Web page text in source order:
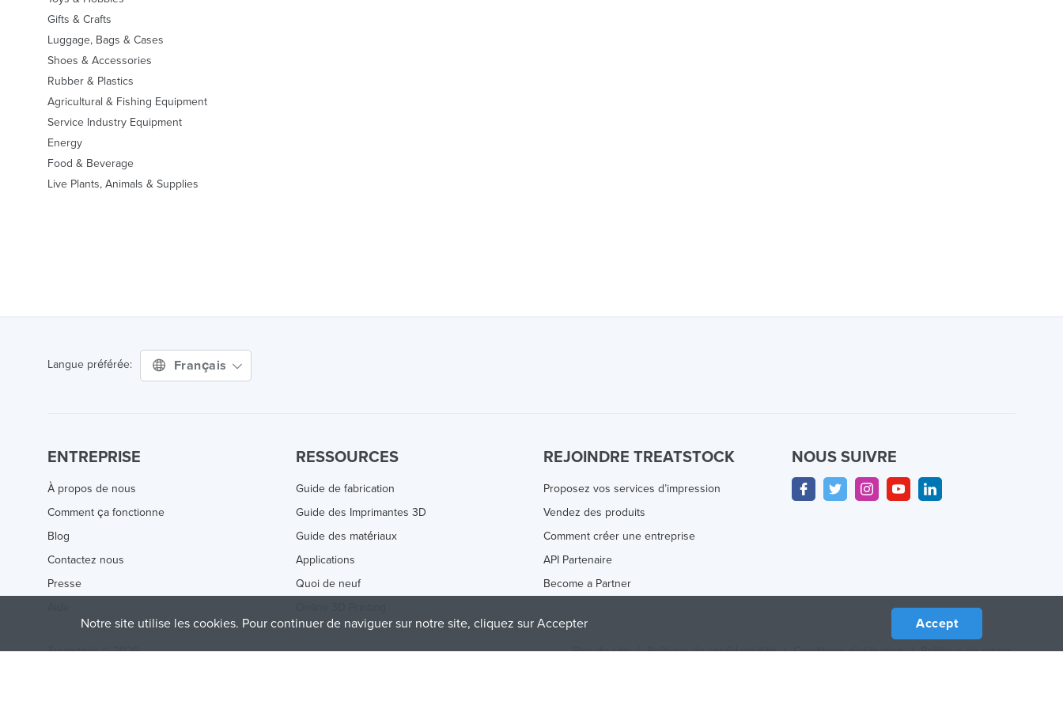
Gifts & Crafts
Luggage, Bags & Cases
Shoes & Accessories
Rubber & Plastics
Agricultural & Fishing Equipment
Service Industry Equipment
Energy
Food & Beverage
Live Plants, Animals & Supplies
Langue préférée: Français
ENTREPRISE
À propos de nous
Comment ça fonctionne
Blog
Contactez nous
Presse
RESSOURCES
Guide de fabrication
Guide des Imprimantes 3D
Guide des matériaux
Applications
Quoi de neuf
REJOINDRE TREATSTOCK
Proposez vos services d’impression
Vendez des produits
Comment créer une entreprise
API Partenaire
Become a Partner
NOUS SUIVRE
Treatstock © 2026 Plan de site / Politique de confidentialité / Conditions d'utilisation / Politique de retour
Notre site utilise les cookies. Pour continuer de naviguer sur notre site, cliquez sur Accepter Accept